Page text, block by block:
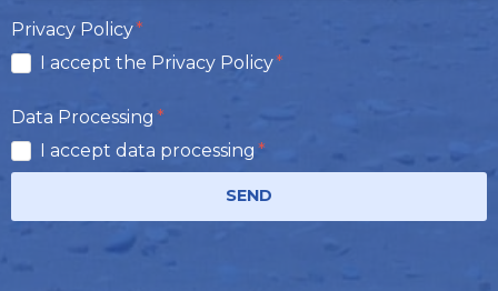
Privacy Policy
I accept the Privacy Policy
Data Processing
I accept data processing
SEND